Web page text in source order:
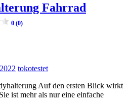
Fahrrad
0 (0)
tokotestet
Auf den ersten Blick wirkt
ist mehr als nur eine einfache